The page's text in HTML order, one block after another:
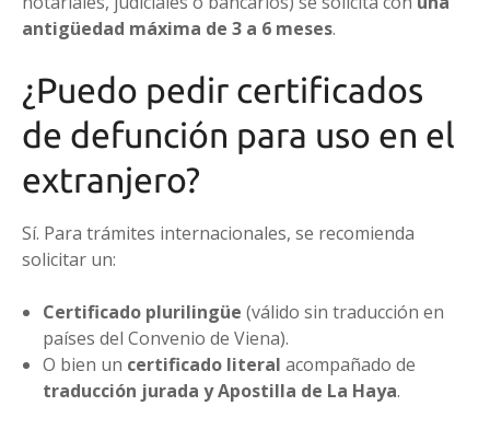
antigüedad máxima de 3 a 6 meses.
¿Puedo pedir certificados
de defunción para uso en el
extranjero?
Sí. Para trámites internacionales, se recomienda
solicitar un:
Certificado plurilingüe (válido sin traducción en
países del Convenio de Viena).
O bien un certificado literal acompañado de
traducción jurada y Apostilla de La Haya.